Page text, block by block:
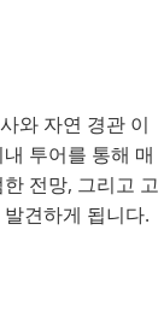
와 자연 경관 이
투어를 통해 매
전망, 그리고 고
견하게 됩니다.